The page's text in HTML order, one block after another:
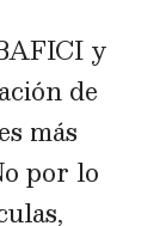
y
de
más
por lo